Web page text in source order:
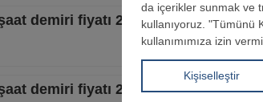
demiri fiyatı 2026'nın 27
demiri fiyatı 2026'nın 20-26